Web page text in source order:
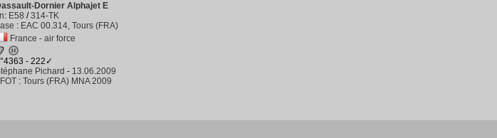
Dornier Alphajet E
: E58 /314-TK
: EAC 00.314, Tours (FRA)
France - air force
- 222✓
Pichard - 13.06.2009
: Tours (FRA) MNA 2009